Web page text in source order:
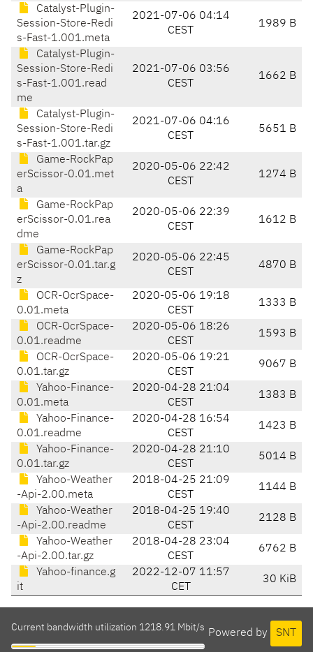
Catalyst-Plugin-
Session-Store-Redi
s-Fast-1.001.meta
2021-07-06 04:14
CEST
1989 B
Catalyst-Plugin-
Session-Store-Redi
s-Fast-1.001.read
me
2021-07-06 03:56
CEST
1662 B
Catalyst-Plugin-
Session-Store-Redi
s-Fast-1.001.tar.gz
2021-07-06 04:16
CEST
5651 B
Game-RockPap
erScissor-0.01.met
a
2020-05-06 22:42
CEST
1274 B
Game-RockPap
erScissor-0.01.rea
dme
2020-05-06 22:39
CEST
1612 B
Game-RockPap
erScissor-0.01.tar.g
z
2020-05-06 22:45
CEST
4870 B
OCR-OcrSpace-
0.01.meta
2020-05-06 19:18
CEST
1333 B
OCR-OcrSpace-
0.01.readme
2020-05-06 18:26
CEST
1593 B
OCR-OcrSpace-
0.01.tar.gz
2020-05-06 19:21
CEST
9067 B
Yahoo-Finance-
0.01.meta
2020-04-28 21:04
CEST
1383 B
Yahoo-Finance-
0.01.readme
2020-04-28 16:54
CEST
1423 B
Yahoo-Finance-
0.01.tar.gz
2020-04-28 21:10
CEST
5014 B
Yahoo-Weather
-Api-2.00.meta
2018-04-25 21:09
CEST
1144 B
Yahoo-Weather
-Api-2.00.readme
2018-04-25 19:40
CEST
2128 B
Yahoo-Weather
-Api-2.00.tar.gz
2018-04-28 23:04
CEST
6762 B
Yahoo-finance.g
it
2022-12-07 11:57
CET
30 KiB
Powered by SNT
Current bandwidth utilization 1218.91 Mbit/s